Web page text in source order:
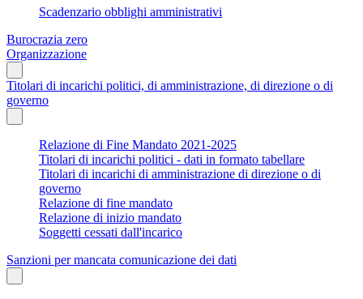
Scadenzario obblighi amministrativi
Burocrazia zero
Organizzazione
Titolari di incarichi politici, di amministrazione, di direzione o di
governo
Relazione di Fine Mandato 2021-2025
Titolari di incarichi politici - dati in formato tabellare
Titolari di incarichi di amministrazione di direzione o di
governo
Relazione di fine mandato
Relazione di inizio mandato
Soggetti cessati dall'incarico
Sanzioni per mancata comunicazione dei dati